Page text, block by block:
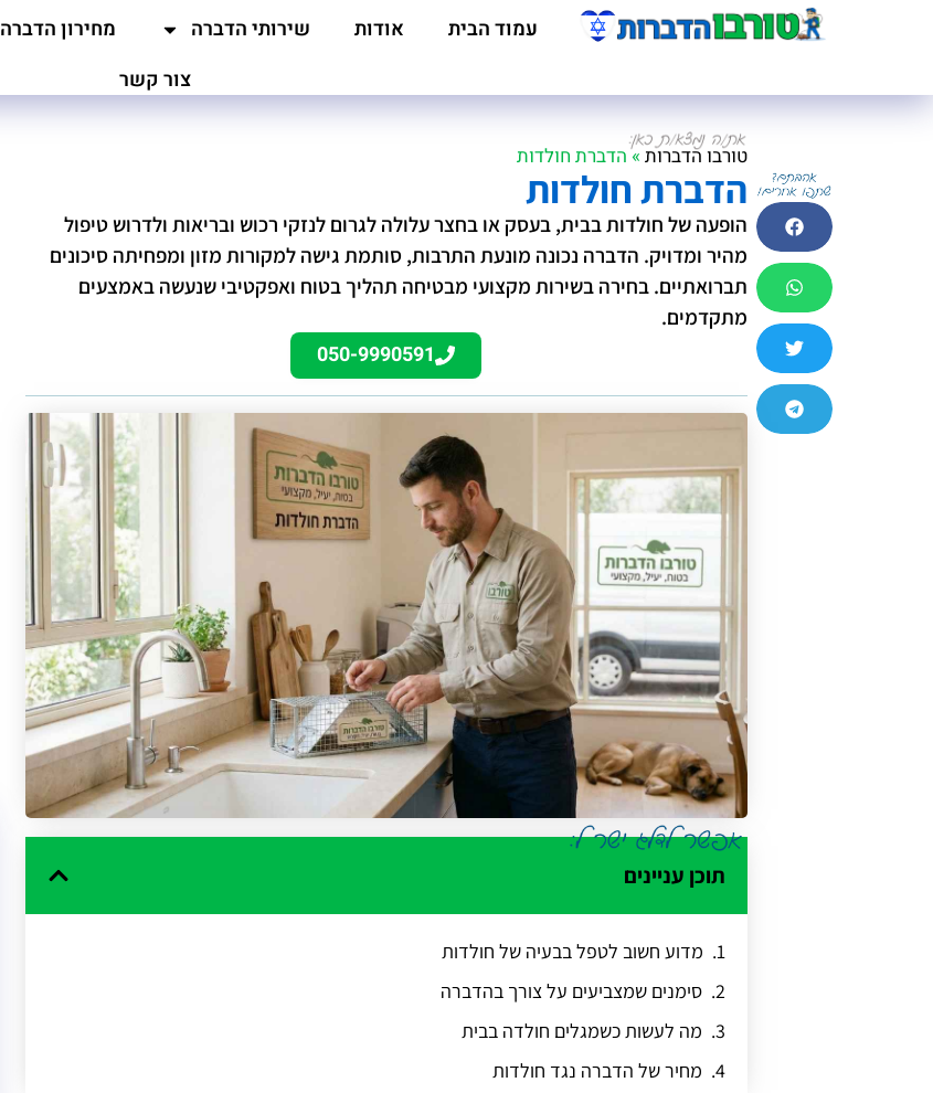
עמוד הבית אודות שירותי הדברה מחירון הדברה
צור קשר
טורבו הדברות »הדברת חולדות
הדברת חולדות
הופעה של חולדות בבית, בעסק או בחצר עלולה לגרום לנזקי רכוש ובריאות ולדרוש טיפול
מהיר ומדויק. הדברה נכונה מונעת התרבות, סותמת גישה למקורות מזון ומפחיתה סיכונים
תברואתיים. בחירה בשירות מקצועי מבטיחה תהליך בטוח ואפקטיבי שנעשה באמצעים
מתקדמים.
050-9990591
תוכן עניינים
מדוע חשוב לטפל בבעיה של חולדות
סימנים שמצביעים על צורך בהדברה
מה לעשות כשמגלים חולדה בבית
מחיר של הדברה נגד חולדות